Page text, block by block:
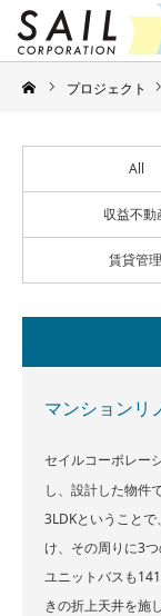
プロジェクト
All
収益不動
賃貸管理
マンション
セイルコーポレー
し、設計した物件で
3LDKということ
け、その周りに3つ
ユニットバスも
きの折上天井を施